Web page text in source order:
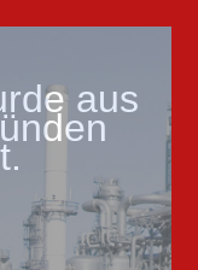
aus